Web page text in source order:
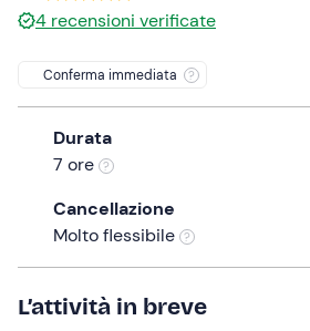
the
mark
key
keyboard
shortcuts
for
dates.
4 recensioni verificate
Conferma immediata
Durata
7 ore
Cancellazione
Molto flessibile
L’attività in breve